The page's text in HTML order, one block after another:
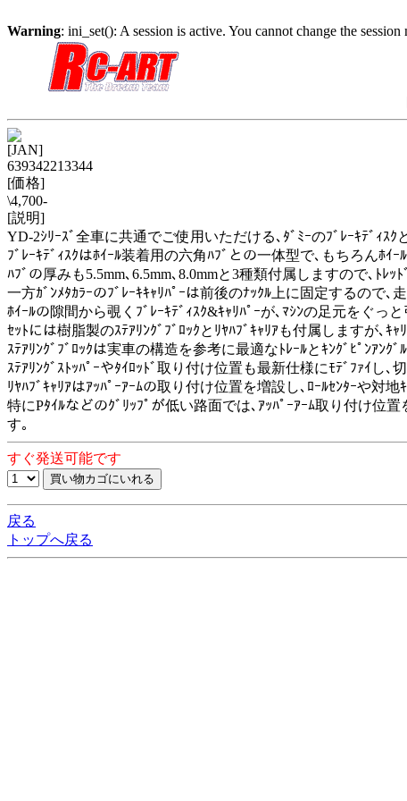
Warning: ini_set(): A session is active. You cannot change the
[JAN]
639342213344
[価格]
\4,700-
[説明]
YD-2ｼﾘｰｽﾞ全車に共通でご使用いただける､ﾀﾞﾐｰのﾌﾞﾚｰｷﾃﾞｨｽｸ
ﾌﾞﾚｰｷﾃﾞｨｽｸはﾎｲｰﾙ装着用の六角ﾊﾌﾞとの一体型で､もちろんﾎｲｰ
ﾊﾌﾞの厚みも5.5mm､6.5mm､8.0mmと3種類付属しますので､ﾄﾚｯ
一方ｶﾞﾝﾒﾀｶﾗｰのﾌﾞﾚｰｷｷｬﾘﾊﾟｰは前後のﾅｯｸﾙ上に固定するので
ﾎｲｰﾙの隙間から覗くﾌﾞﾚｰｷﾃﾞｨｽｸ&ｷｬﾘﾊﾟｰが､ﾏｼﾝの足元をぐっ
ｾｯﾄには樹脂製のｽﾃｱﾘﾝｸﾞﾌﾞﾛｯｸとﾘﾔﾊﾌﾞｷｬﾘｱも付属しますが､
ｽﾃｱﾘﾝｸﾞﾌﾞﾛｯｸは実車の構造を参考に最適なﾄﾚｰﾙとｷﾝｸﾞﾋﾟﾝｱﾝｸ
ｽﾃｱﾘﾝｸﾞｽﾄｯﾊﾟｰやﾀｲﾛｯﾄﾞ取り付け位置も最新仕様にﾓﾃﾞﾌｧｲし
ﾘﾔﾊﾌﾞｷｬﾘｱはｱｯﾊﾟｰｱｰﾑの取り付け位置を増設し､ﾛｰﾙｾﾝﾀｰや対
特にPﾀｲﾙなどのｸﾞﾘｯﾌﾟが低い路面では､ｱｯﾊﾟｰｱｰﾑ取り付け位
す｡
すぐ発送可能です
戻る
トップへ戻る